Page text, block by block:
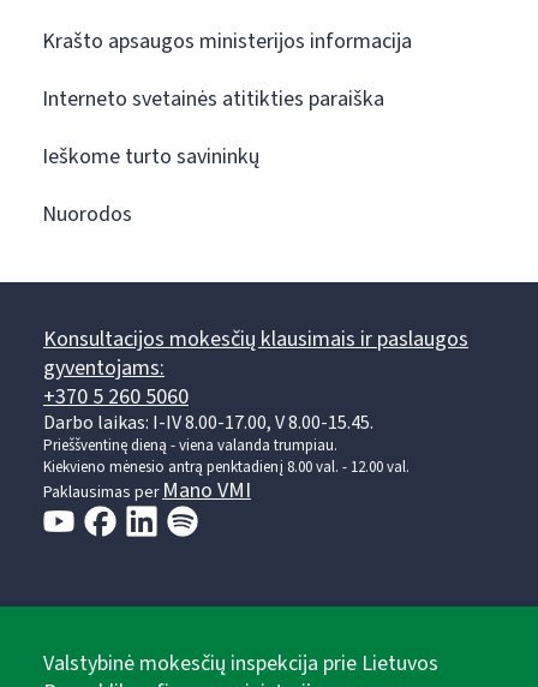
Krašto apsaugos ministerijos informacija
Interneto svetainės atitikties paraiška
Ieškome turto savininkų
Nuorodos
Konsultacijos mokesčių klausimais ir paslaugos
gyventojams:
+370 5 260 5060
Darbo laikas: I-IV 8.00-17.00, V 8.00-15.45.
Prieššventinę dieną - viena valanda trumpiau.
Kiekvieno mėnesio antrą penktadienį 8.00 val. - 12.00 val.
Paklausimas perMano VMI
Valstybinė mokesčių inspekcija prie Lietuvos